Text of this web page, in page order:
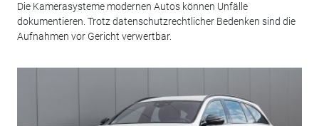
Die Kamerasysteme modernen Autos können Unfälle
dokumentieren. Trotz datenschutzrechtlicher Bedenken sind die
Aufnahmen vor Gericht verwertbar.